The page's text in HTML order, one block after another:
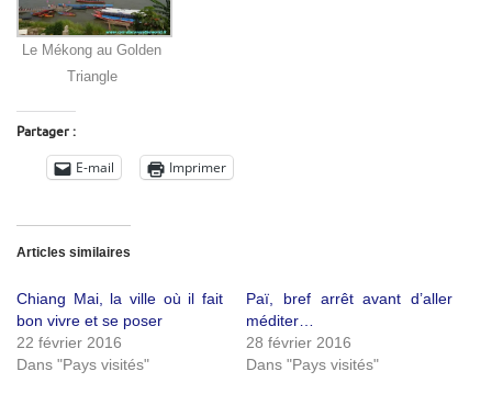
Le Mékong au Golden
Triangle
Partager :
E-mail Imprimer
Articles similaires
Chiang Mai, la ville où il fait
bon vivre et se poser
22 février 2016
Dans "Pays visités"
Paï, bref arrêt avant d’aller
méditer…
28 février 2016
Dans "Pays visités"